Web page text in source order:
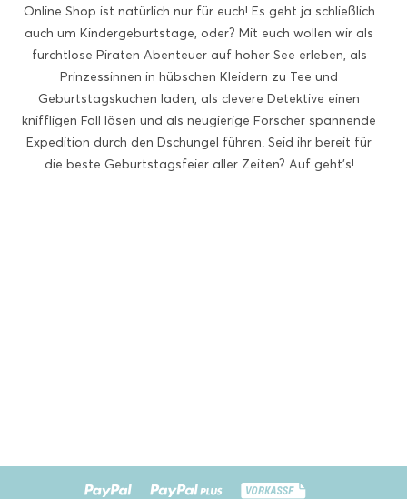
Online Shop ist natürlich nur für euch! Es geht ja schließlich
auch um Kindergeburtstage, oder? Mit euch wollen wir als
furchtlose Piraten Abenteuer auf hoher See erleben, als
Prinzessinnen in hübschen Kleidern zu Tee und
Geburtstagskuchen laden, als clevere Detektive einen
kniffligen Fall lösen und als neugierige Forscher spannende
Expedition durch den Dschungel führen. Seid ihr bereit für
die beste Geburtstagsfeier aller Zeiten? Auf geht’s!